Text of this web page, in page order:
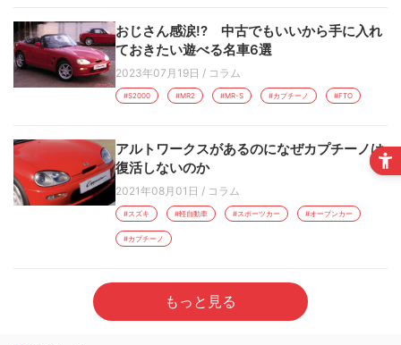
おじさん感涙!? 中古でもいいから手に入れ
ておきたい遊べる名車6選
2023年07月19日 / コラム
#S2000 #MR2 #MR-S #カプチーノ #FTO
アルトワークスがあるのになぜカプチーノは
復活しないのか
2021年08月01日 / コラム
#スズキ #軽自動車 #スポーツカー #オープンカー
#カプチーノ
もっと見る